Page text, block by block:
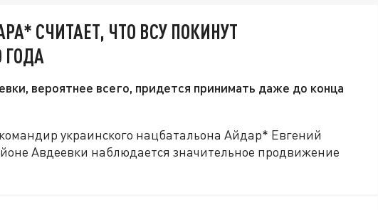
СЧИТАЕТ, ЧТО ВСУ ПОКИНУТ
ГОДА
вероятнее всего, придется принимать даже до конца
украинского нацбатальона Айдар* Евгений
Авдеевки наблюдается значительное продвижение